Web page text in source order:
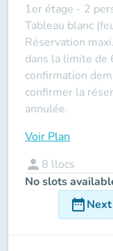
1er étage - 2
Tableau blanc
Réservation
dans la limite de
confirmation
confirmer la
annulée.
Voir Plan
person 8 llocs
No slots
date_range